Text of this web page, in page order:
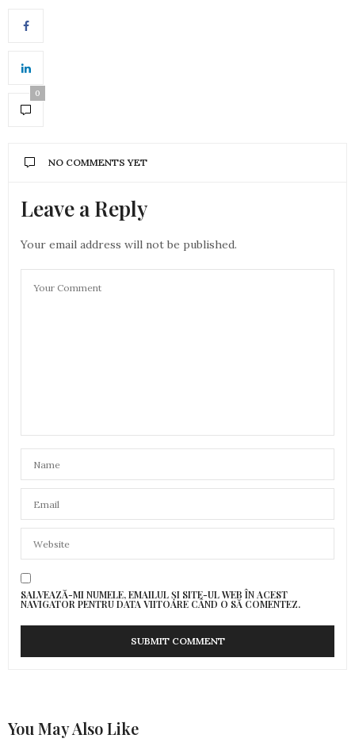
0
NO COMMENTS YET
Leave a Reply
Your email address will not be published.
SALVEAZĂ-MI NUMELE, EMAILUL ȘI SITE-UL WEB ÎN ACEST
NAVIGATOR PENTRU DATA VIITOARE CÂND O SĂ COMENTEZ.
You May Also Like